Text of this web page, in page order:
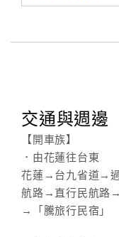
交通與週邊
【開車族】
．由花蓮往台東
花蓮→台九省道→
航路→直行民航路
→「騰旅行民宿」